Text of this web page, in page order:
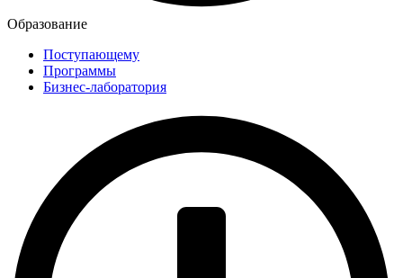
Образование
Поступающему
Программы
Бизнес-лаборатория